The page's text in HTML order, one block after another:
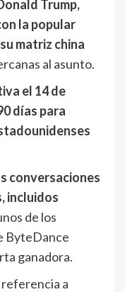
Trump,
la popular
matriz china
al asunto.
el 14 de
días para
conversaciones
incluidos
de los
ByteDance
ganadora.
referencia a